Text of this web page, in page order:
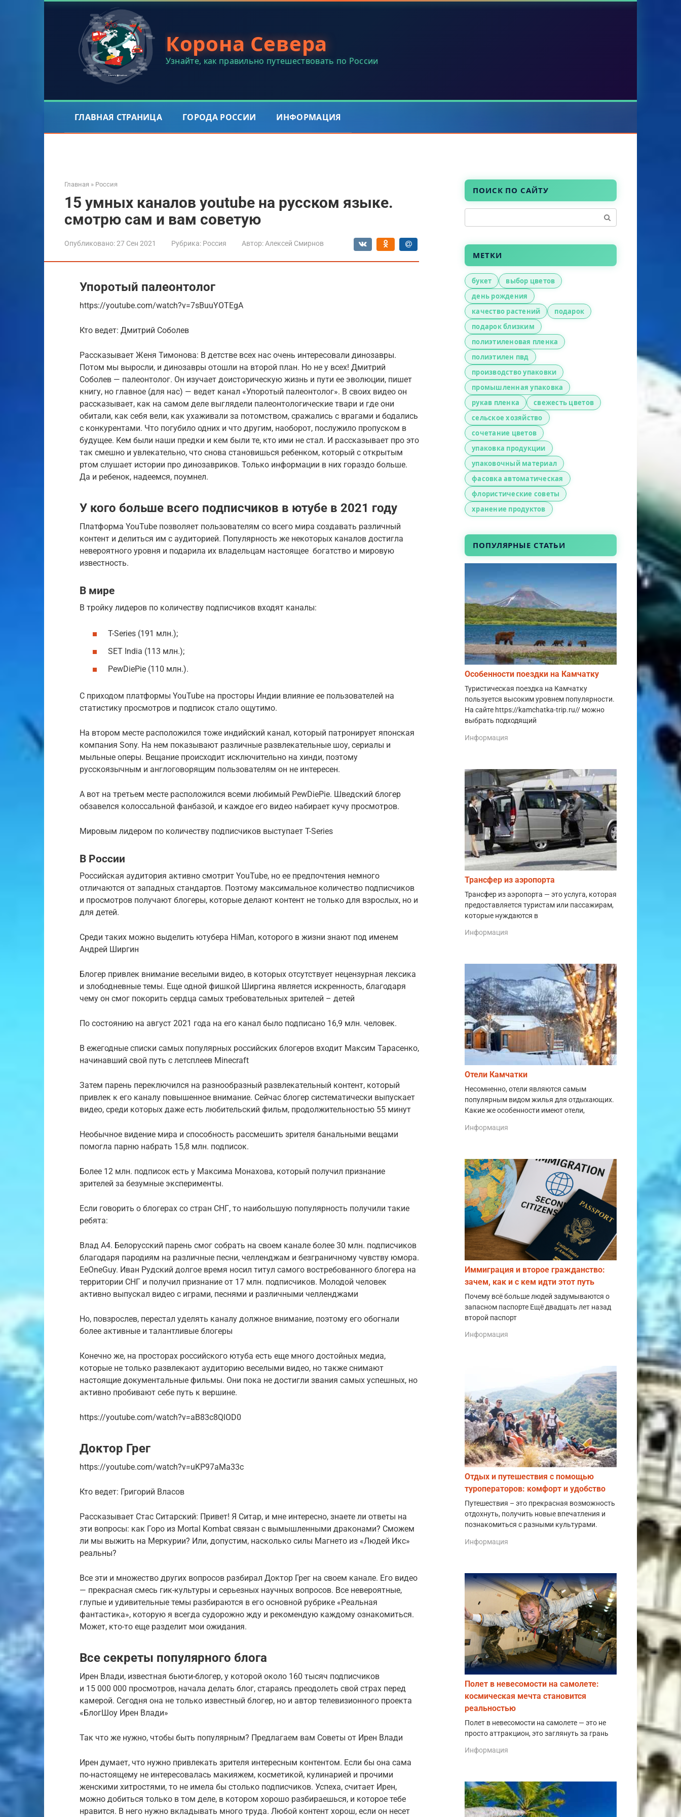
Корона Севера
Узнайте, как правильно путешествовать по России
ГЛАВНАЯ СТРАНИЦА ГОРОДА РОССИИ ИНФОРМАЦИЯ
Главная » Россия
15 умных каналов youtube на русском языке.
смотрю сам и вам советую
Опубликовано:27 Сен 2021 Рубрика: Россия Автор: Алексей Смирнов
Упоротый палеонтолог
https://youtube.com/watch?v=7sBuuYOTEgA
Кто ведет: Дмитрий Соболев
Рассказывает Женя Тимонова: В детстве всех нас очень интересовали динозавры.
Потом мы выросли, и динозавры отошли на второй план. Но не у всех! Дмитрий
Соболев — палеонтолог. Он изучает доисторическую жизнь и пути ее эволюции, пишет
книгу, но главное (для нас) — ведет канал «Упоротый палеонтолог». В своих видео он
рассказывает, как на самом деле выглядели палеонтологические твари и где они
обитали, как себя вели, как ухаживали за потомством, сражались с врагами и бодались
с конкурентами. Что погубило одних и что другим, наоборот, послужило пропуском в
будущее. Кем были наши предки и кем были те, кто ими не стал. И рассказывает про это
так смешно и увлекательно, что снова становишься ребенком, который с открытым
ртом слушает истории про динозавриков. Только информации в них гораздо больше.
Да и ребенок, надеемся, поумнел.
У кого больше всего подписчиков в ютубе в 2021 году
Платформа YouTube позволяет пользователям со всего мира создавать различный
контент и делиться им с аудиторией. Популярность же некоторых каналов достигла
невероятного уровня и подарила их владельцам настоящее богатство и мировую
известность.
В мире
В тройку лидеров по количеству подписчиков входят каналы:
T-Series (191 млн.);
SET India (113 млн.);
PewDiePie (110 млн.).
С приходом платформы YouTube на просторы Индии влияние ее пользователей на
статистику просмотров и подписок стало ощутимо.
На втором месте расположился тоже индийский канал, который патронирует японская
компания Sony. На нем показывают различные развлекательные шоу, сериалы и
мыльные оперы. Вещание происходит исключительно на хинди, поэтому
русскоязычным и англоговорящим пользователям он не интересен.
А вот на третьем месте расположился всеми любимый PewDiePie. Шведский блогер
обзавелся колоссальной фанбазой, и каждое его видео набирает кучу просмотров.
Мировым лидером по количеству подписчиков выступает T-Series
В России
Российская аудитория активно смотрит YouTube, но ее предпочтения немного
отличаются от западных стандартов. Поэтому максимальное количество подписчиков
и просмотров получают блогеры, которые делают контент не только для взрослых, но и
для детей.
Среди таких можно выделить ютубера HiMan, которого в жизни знают под именем
Андрей Ширгин
Блогер привлек внимание веселыми видео, в которых отсутствует нецензурная лексика
и злободневные темы. Еще одной фишкой Ширгина является искренность, благодаря
чему он смог покорить сердца самых требовательных зрителей – детей
По состоянию на август 2021 года на его канал было подписано 16,9 млн. человек.
В ежегодные списки самых популярных российских блогеров входит Максим Тарасенко,
начинавший свой путь с летсплеев Minecraft
Затем парень переключился на разнообразный развлекательный контент, который
привлек к его каналу повышенное внимание. Сейчас блогер систематически выпускает
видео, среди которых даже есть любительский фильм, продолжительностью 55 минут
Необычное видение мира и способность рассмешить зрителя банальными вещами
помогла парню набрать 15,8 млн. подписок.
Более 12 млн. подписок есть у Максима Монахова, который получил признание
зрителей за безумные эксперименты.
Если говорить о блогерах со стран СНГ, то наибольшую популярность получили такие
ребята:
Влад А4. Белорусский парень смог собрать на своем канале более 30 млн. подписчиков
благодаря пародиям на различные песни, челленджам и безграничному чувству юмора.
EeOneGuy. Иван Рудский долгое время носил титул самого востребованного блогера на
территории СНГ и получил признание от 17 млн. подписчиков. Молодой человек
активно выпускал видео с играми, песнями и различными челленджами
Но, повзрослев, перестал уделять каналу должное внимание, поэтому его обогнали
более активные и талантливые блогеры
Конечно же, на просторах российского ютуба есть еще много достойных медиа,
которые не только развлекают аудиторию веселыми видео, но также снимают
настоящие документальные фильмы. Они пока не достигли звания самых успешных, но
активно пробивают себе путь к вершине.
https://youtube.com/watch?v=aB83c8QlOD0
Доктор Грег
https://youtube.com/watch?v=uKP97aMa33c
Кто ведет: Григорий Власов
Рассказывает Стас Ситарский: Привет! Я Ситар, и мне интересно, знаете ли ответы на
эти вопросы: как Горо из Mortal Kombat связан с вымышленными драконами? Сможем
ли мы выжить на Меркурии? Или, допустим, насколько силы Магнето из «Людей Икс»
реальны?
Все эти и множество других вопросов разбирал Доктор Грег на своем канале. Его видео
— прекрасная смесь гик-культуры и серьезных научных вопросов. Все невероятные,
глупые и удивительные темы разбираются в его основной рубрике «Реальная
фантастика», которую я всегда судорожно жду и рекомендую каждому ознакомиться.
Может, кто-то еще разделит мои ожидания.
Все секреты популярного блога
Ирен Влади, известная бьюти-блогер, у которой около 160 тысяч подписчиков
и 15 000 000 просмотров, начала делать блог, стараясь преодолеть свой страх перед
камерой. Сегодня она не только известный блогер, но и автор телевизионного проекта
«БлогШоу Ирен Влади»
Так что же нужно, чтобы быть популярным? Предлагаем вам Советы от Ирен Влади
Ирен думает, что нужно привлекать зрителя интересным контентом. Если бы она сама
по-настоящему не интересовалась макияжем, косметикой, кулинарией и прочими
женскими хитростями, то не имела бы столько подписчиков. Успеха, считает Ирен,
можно добиться только в том деле, в котором хорошо разбираешься, и которое тебе
нравится. В него нужно вкладывать много труда. Любой контент хорош, если он несет
ПОИСК ПО САЙТУ
МЕТКИ
букет
выбор цветов
день рождения
качество растений
подарок
подарок близким
полиэтиленовая пленка
полиэтилен пвд
производство упаковки
промышленная упаковка
рукав пленка
свежесть цветов
сельское хозяйство
сочетание цветов
упаковка продукции
упаковочный материал
фасовка автоматическая
флористические советы
хранение продуктов
ПОПУЛЯРНЫЕ СТАТЬИ
Особенности поездки на Камчатку
Туристическая поездка на Камчатку
пользуется высоким уровнем популярности.
На сайте https://kamchatka-trip.ru// можно
выбрать подходящий
Информация
Трансфер из аэропорта
Трансфер из аэропорта — это услуга, которая
предоставляется туристам или пассажирам,
которые нуждаются в
Информация
Отели Камчатки
Несомненно, отели являются самым
популярным видом жилья для отдыхающих.
Какие же особенности имеют отели,
Информация
Иммиграция и второе гражданство:
зачем, как и с кем идти этот путь
Почему всё больше людей задумываются о
запасном паспорте Ещё двадцать лет назад
второй паспорт
Информация
Отдых и путешествия с помощью
туроператоров: комфорт и удобство
Путешествия – это прекрасная возможность
отдохнуть, получить новые впечатления и
познакомиться с разными культурами.
Информация
Полет в невесомости на самолете:
космическая мечта становится
реальностью
Полет в невесомости на самолете — это не
просто аттракцион, это заглянуть за грань
Информация